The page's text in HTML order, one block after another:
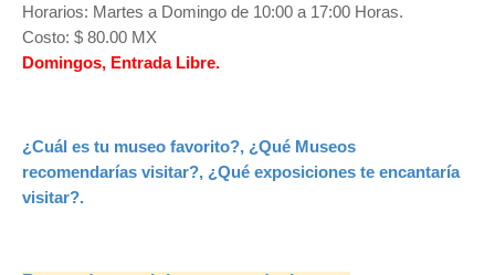
Horarios: Martes a Domingo de 10:00 a 17:00 Horas.
Costo: $ 80.00 MX
Domingos, Entrada Libre.
¿Cuál es tu museo favorito?, ¿Qué Museos
recomendarías visitar?, ¿Qué exposiciones te encantaría
visitar?.